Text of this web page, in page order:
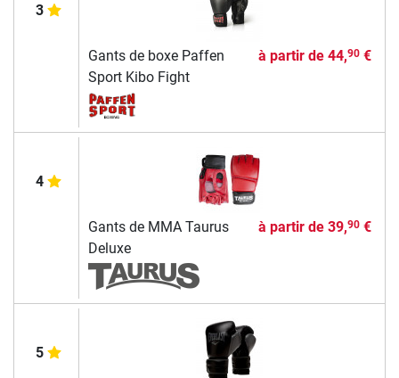
3
Gants de boxe Paffen
Sport Kibo Fight
à partir de 44,90€
4
Gants de MMA Taurus
Deluxe
à partir de 39,90€
5